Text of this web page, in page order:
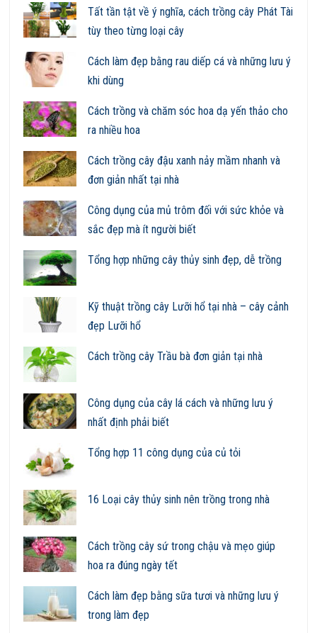
Tất tần tật về ý nghĩa, cách trồng cây Phát Tài
tùy theo từng loại cây
Cách làm đẹp bằng rau diếp cá và những lưu ý
khi dùng
Cách trồng và chăm sóc hoa dạ yến thảo cho
ra nhiều hoa
Cách trồng cây đậu xanh nảy mầm nhanh và
đơn giản nhất tại nhà
Công dụng của mủ trôm đối với sức khỏe và
sắc đẹp mà ít người biết
Tổng hợp những cây thủy sinh đẹp, dễ trồng
Kỹ thuật trồng cây Lưỡi hổ tại nhà – cây cảnh
đẹp Lưỡi hổ
Cách trồng cây Trầu bà đơn giản tại nhà
Công dụng của cây lá cách và những lưu ý
nhất định phải biết
Tổng hợp 11 công dụng của củ tỏi
16 Loại cây thủy sinh nên trồng trong nhà
Cách trồng cây sứ trong chậu và mẹo giúp
hoa ra đúng ngày tết
Cách làm đẹp bằng sữa tươi và những lưu ý
trong làm đẹp